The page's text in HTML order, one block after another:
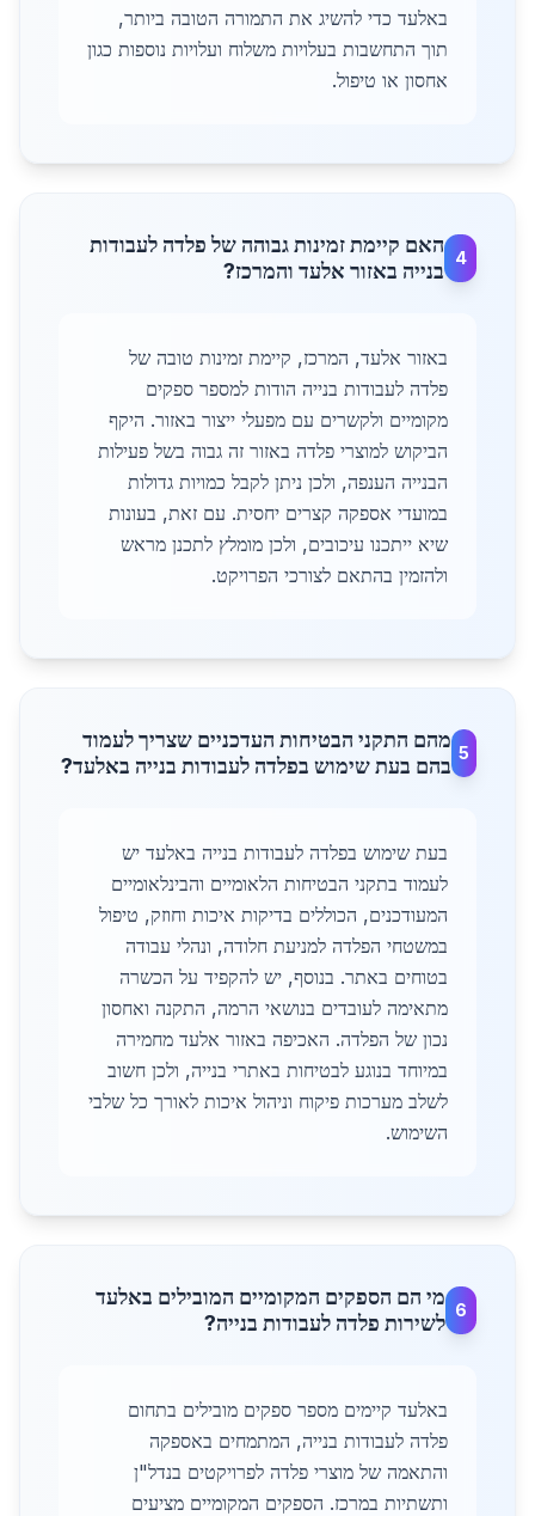
באלעד כדי להשיג את התמורה הטובה ביותר,
תוך התחשבות בעלויות משלוח ועלויות נוספות כגון
אחסון או טיפול.
4
האם קיימת זמינות גבוהה של פלדה לעבודות
בנייה באזור אלעד והמרכז?
באזור אלעד, המרכז, קיימת זמינות טובה של
פלדה לעבודות בנייה הודות למספר ספקים
מקומיים ולקשרים עם מפעלי ייצור באזור. היקף
הביקוש למוצרי פלדה באזור זה גבוה בשל פעילות
הבנייה הענפה, ולכן ניתן לקבל כמויות גדולות
במועדי אספקה קצרים יחסית. עם זאת, בעונות
שיא ייתכנו עיכובים, ולכן מומלץ לתכנן מראש
ולהזמין בהתאם לצורכי הפרויקט.
5
מהם התקני הבטיחות העדכניים שצריך לעמוד
בהם בעת שימוש בפלדה לעבודות בנייה באלעד?
בעת שימוש בפלדה לעבודות בנייה באלעד יש
לעמוד בתקני הבטיחות הלאומיים והבינלאומיים
המעודכנים, הכוללים בדיקות איכות וחוזק, טיפול
במשטחי הפלדה למניעת חלודה, ונהלי עבודה
בטוחים באתר. בנוסף, יש להקפיד על הכשרה
מתאימה לעובדים בנושאי הרמה, התקנה ואחסון
נכון של הפלדה. האכיפה באזור אלעד מחמירה
במיוחד בנוגע לבטיחות באתרי בנייה, ולכן חשוב
לשלב מערכות פיקוח וניהול איכות לאורך כל שלבי
השימוש.
6
מי הם הספקים המקומיים המובילים באלעד
לשירות פלדה לעבודות בנייה?
באלעד קיימים מספר ספקים מובילים בתחום
פלדה לעבודות בנייה, המתמחים באספקה
והתאמה של מוצרי פלדה לפרויקטים בנדל"ן
ותשתיות במרכז. הספקים המקומיים מציעים